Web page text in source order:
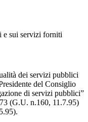
e sui servizi forniti
dei servizi pubblici
del Consiglio
di servizi pubblici”
(G.U. n.160, 11.7.95)